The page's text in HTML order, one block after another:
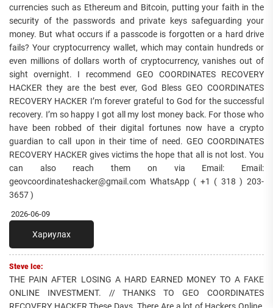
currencies such as Ethereum and Bitcoin, putting your faith in the
security of the passwords and private keys safeguarding your
money. But what occurs if a passcode is forgotten or a hard drive
fails? Your cryptocurrency wallet, which may contain hundreds or
even millions of dollars worth of cryptocurrency, vanishes out of
sight overnight. I recommend GEO COORDINATES RECOVERY
HACKER they are the best ever, God Bless GEO COORDINATES
RECOVERY HACKER I’m forever grateful to God for the successful
recovery. I’m so happy I got all my lost money back. For those who
have been robbed of their digital fortunes now have a crypto
guardian to call upon in their time of need. GEO COORDINATES
RECOVERY HACKER gives victims the hope that all is not lost. You
can also reach them on via Email: Email:
geovcoordinateshacker@gmail.com WhatsApp ( +1 ( 318 ) 203-
3657 )
2026-06-09
Хариулах
Steve Ice:
THE PAIN AFTER LOSING A HARD EARNED MONEY TO A FAKE
ONLINE INVESTMENT. // THANKS TO GEO COORDINATES